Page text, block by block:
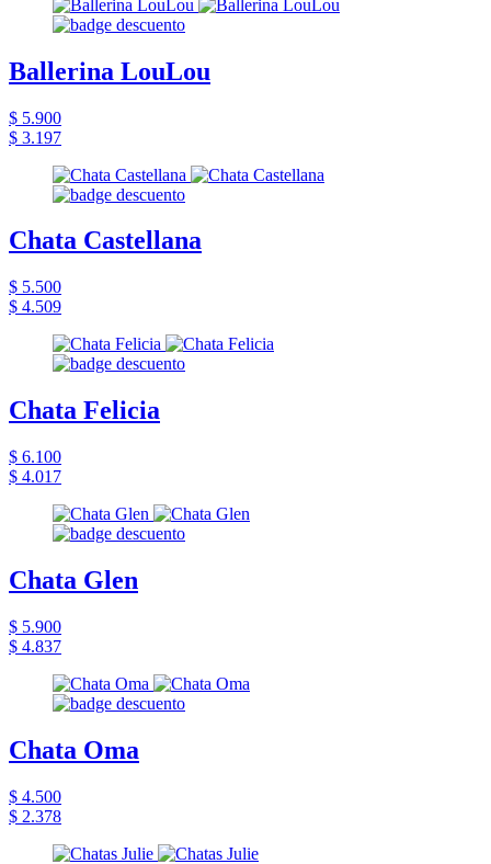
Ballerina LouLou
$ 5.900
$ 3.197
Chata Castellana
$ 5.500
$ 4.509
Chata Felicia
$ 6.100
$ 4.017
Chata Glen
$ 5.900
$ 4.837
Chata Oma
$ 4.500
$ 2.378